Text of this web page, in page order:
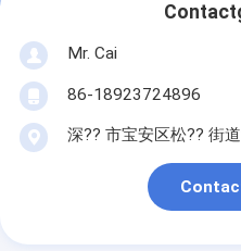
Mr. Cai
86-18923724896
深?? 市宝安区松?? 街